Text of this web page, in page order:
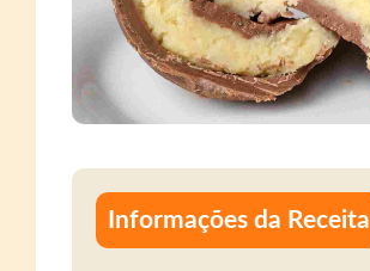
Informações da Receita